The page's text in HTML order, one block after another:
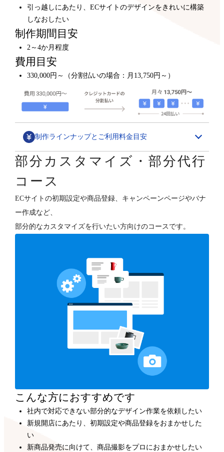
引っ越しにあたり、ECサイトのデザインをきれいに構築
しなおしたい
制作期間目安
2～4か月程度
費用目安
330,000円～（分割払いの場合：月13,750円～）
制作ラインナップとご利用料金目安
デザインカスタマイズ
1,580,000円～
ECサイトの“勝ちパターン”を網羅したデザイン構築と、
各種支援（分析・集客・CRM・更新）を行います。
デザインフルカスタマイズ
800,000円～
オーナーさまのご要望に合わせて、ショップデザインを
フルカスタマイズします。
300,000円～
プロのデザイナーが、テンプレートをもとにショップデ
部分カスタマイズ・部分代行
コース
ECサイトの初期設定や商品登録、キャンペーンページやバナ
ー作成など、
部分的なカスタマイズを行いたい方向けのコースです。
こんな方におすすめです
社内で対応できない部分的なデザイン作業を依頼したい
新規開店にあたり、初期設定や商品登録をおまかせした
い
新商品発売に向けて、商品撮影をプロにおまかせしたい